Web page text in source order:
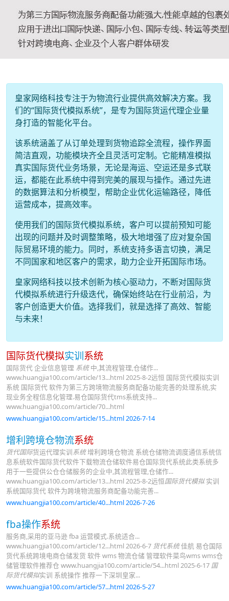
皇家网络科技专注于为物流行业提供高效解决方案。我
们的“国际货代模拟系统”，是专为国际货运代理企业量
身打造的智能化平台。
该系统涵盖了从订单处理到货物追踪全流程，操作界面
简洁直观，功能模块齐全且灵活可定制。它能精准模拟
真实国际货代业务场景，无论是海运、空运还是多式联
运，都能在此系统中得到完美的展现与操作。通过先进
的数据算法和分析模型，帮助企业优化运输路径，降低
运营成本，提高效率。
使用我们的国际货代模拟系统，客户可以提前预知可能
出现的问题并及时调整策略，极大地增强了应对复杂国
际贸易环境的能力。同时，系统支持多语言切换，满足
不同国家和地区客户的需求，助力企业开拓国际市场。
皇家网络科技以技术创新为核心驱动力，不断对国际货
代模拟系统进行升级迭代，确保始终站在行业前沿，为
客户创造更大价值。选择我们，就是选择了高效、智能
与未来！
国际货代模拟实训系统
国际货代 企业信息管理 系统中,其流程管理,仓储作...
www.huangjia100.com/article/13...html 2025-8-2远恒 国际货代模拟实训
系统 国际货代 软件为第三方跨境物流服务商配备功能完善的处理系统,实
现业务全程信息化管理.易仓国际货代tms系统支持...
www.huangjia100.com/article/70...html
www.huangjia100.com/article/15...html 2026-7-14
增利跨境仓物流系统
货代国际货运代理实训系统增利跨境仓物流 系统仓储物流调度通信系统信
息系统软件国际货代软件下载物流仓储软件易仓国际货代系统此类系统多
用于一些提供公仓仓储服务的企业中,其流程管理,仓储作...
www.huangjia100.com/article/13...html 2025-8-2远恒国际货代模拟实训
系统国际货代 软件为跨境物流服务商配备功能完善...
www.huangjia100.com/article/40...html 2026-7-26
fba操作系统
服务商,采用的亚马逊 fba 运营模式.系统适合...
www.huangjia100.com/article/12...html 2026-6-7 货代系统佳航 易仓国际
货代系统跨境电商仓储发货 软件 wms 物流仓储 管理软件菜鸟wms wms仓
储管理软件推荐仓 www.huangjia100.com/article/54...html 2025-6-17 国
际货代模拟实训 系统操作 推荐一下深圳皇家...
www.huangjia100.com/article/57...html 2026-5-27